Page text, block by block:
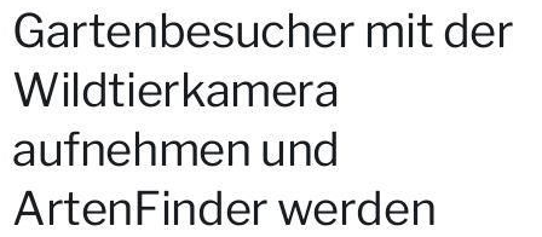
Gartenbesucher mit der
Wildtierkamera
aufnehmen und
ArtenFinder werden